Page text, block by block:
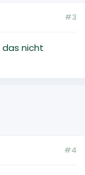
#3
das nicht
#4